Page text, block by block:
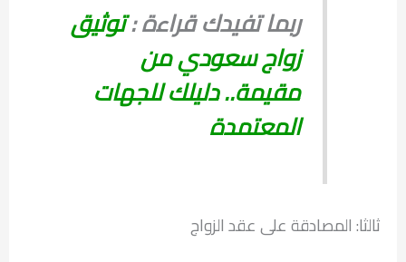
ربما تفيدك قراءة :توثيق
زواج سعودي من
مقيمة.. دليلك للجهات
المعتمدة
ثالثا: المصادقة على عقد الزواج